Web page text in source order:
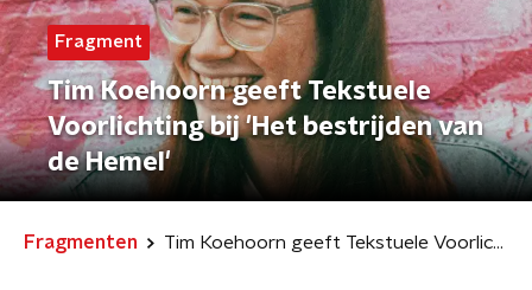
Fragment
Tim Koehoorn geeft Tekstuele
Voorlichting bij 'Het bestrijden van
de Hemel'
Fragmenten Tim Koehoorn geeft Tekstuele Voorlichting bij 'Het bestrijden van de Hemel'